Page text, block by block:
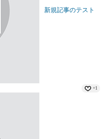
新規記事のテスト
+1